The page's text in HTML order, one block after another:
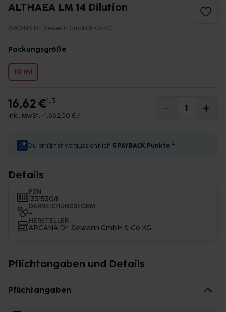
ALTHAEA LM 14 Dilution
ARCANA Dr. Sewerin GmbH & Co.KG
Packungsgröße
10 ml
16,62 €1, 3
inkl. MwSt. • 1.662,00 € / l
Du erhältst voraussichtlich 5 PAYBACK Punkte 4
Details
PZN
13315308
DARREICHUNGSFORM
-
HERSTELLER
ARCANA Dr. Sewerin GmbH & Co.KG
Pflichtangaben und Details
Pflichtangaben